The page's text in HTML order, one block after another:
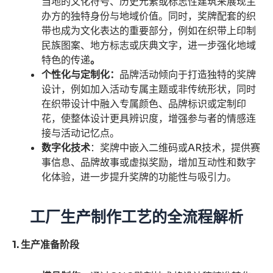
办方的独特身份与地域价值。同时，奖牌配套的织
带也成为文化表达的重要部分，例如在织带上印制
民族图案、地方标志或庆典文字，进一步强化地域
特色的传递。
个性化与定制化： 品牌活动倾向于打造独特的奖牌
设计，例如加入活动专属主题或非传统形状，同时
在织带设计中融入专属颜色、品牌标识或定制印
花，使整体设计更具辨识度，增强参与者的情感连
接与活动记忆点。
数字化技术：奖牌中嵌入二维码或AR技术，提供赛
事信息、品牌故事或虚拟奖励，增加互动性和数字
化体验，进一步提升奖牌的功能性与吸引力。
工厂生产制作工艺的全流程解析
1. 生产准备阶段